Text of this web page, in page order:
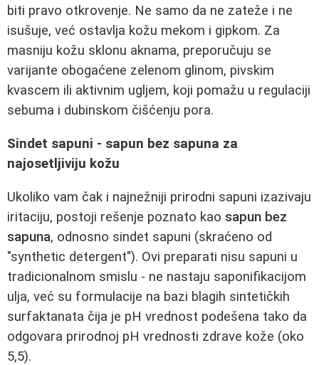
biti pravo otkrovenje. Ne samo da ne zateže i ne
isušuje, već ostavlja kožu mekom i gipkom. Za
masniju kožu sklonu aknama, preporučuju se
varijante obogaćene zelenom glinom, pivskim
kvascem ili aktivnim ugljem, koji pomažu u regulaciji
sebuma i dubinskom čišćenju pora.
Sindet sapuni - sapun bez sapuna za
najosetljiviju kožu
Ukoliko vam čak i najnežniji prirodni sapuni izazivaju
iritaciju, postoji rešenje poznato kao sapun bez
sapuna, odnosno sindet sapuni (skraćeno od
"synthetic detergent"). Ovi preparati nisu sapuni u
tradicionalnom smislu - ne nastaju saponifikacijom
ulja, već su formulacije na bazi blagih sintetičkih
surfaktanata čija je pH vrednost podešena tako da
odgovara prirodnoj pH vrednosti zdrave kože (oko
5,5).